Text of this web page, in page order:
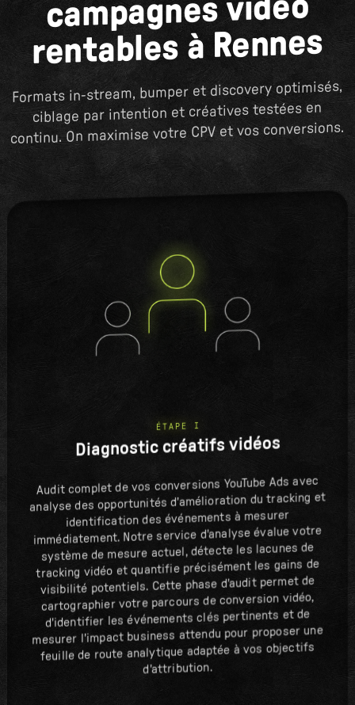
campagnes vidéo
rentables à Rennes
Formats in-stream, bumper et discovery optimisés,
ciblage par intention et créatives testées en
continu. On maximise votre CPV et vos conversions.
ÉTAPE I
Diagnostic créatifs vidéos
Audit complet de vos conversions YouTube Ads avec
analyse des opportunités d'amélioration du tracking et
identification des événements à mesurer
immédiatement. Notre service d'analyse évalue votre
système de mesure actuel, détecte les lacunes de
tracking vidéo et quantifie précisément les gains de
visibilité potentiels. Cette phase d'audit permet de
cartographier votre parcours de conversion vidéo,
d'identifier les événements clés pertinents et de
mesurer l'impact business attendu pour proposer une
feuille de route analytique adaptée à vos objectifs
d'attribution.